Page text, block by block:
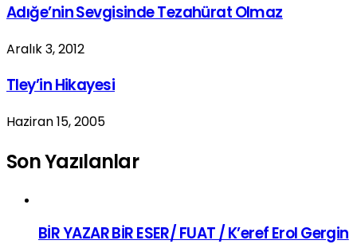
Adığe’nin Sevgisinde Tezahürat Olmaz
Aralık 3, 2012
Tley’in Hikayesi
Haziran 15, 2005
Son Yazılanlar
BİR YAZAR BİR ESER/ FUAT / K’eref Erol Gergin